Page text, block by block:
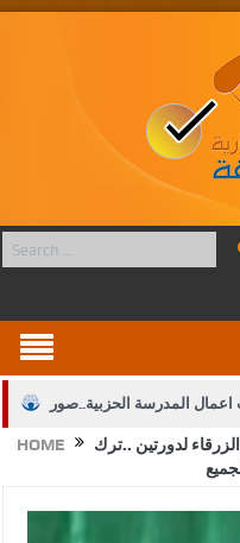
اعمال المدرسة الحزبية..صور
في الحقوق والقانونHOME
لدورتين ..ترك